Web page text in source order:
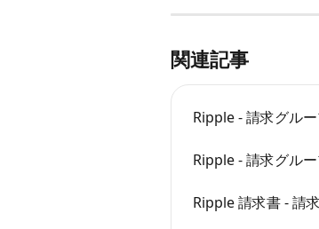
関連記事
Ripple - 請求グル
Ripple - 請求グル
Ripple 請求書 - 請